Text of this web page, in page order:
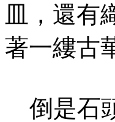
皿，還有
著一縷古
倒是石